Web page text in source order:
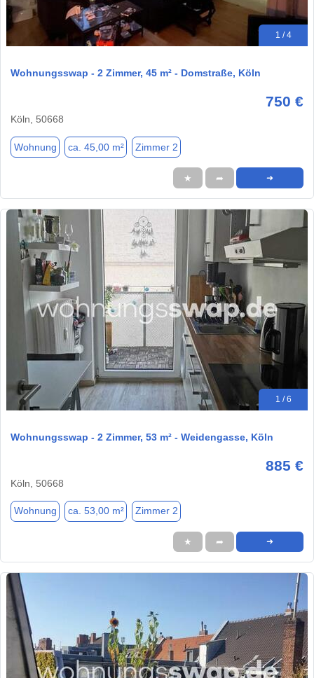
1 / 4
Wohnungsswap - 2 Zimmer, 45 m² - Domstraße, Köln
750 €
Köln, 50668
Wohnung ca. 45,00 m² Zimmer 2
★ ➦ ➜
1 / 6
Wohnungsswap - 2 Zimmer, 53 m² - Weidengasse, Köln
885 €
Köln, 50668
Wohnung ca. 53,00 m² Zimmer 2
★ ➦ ➜